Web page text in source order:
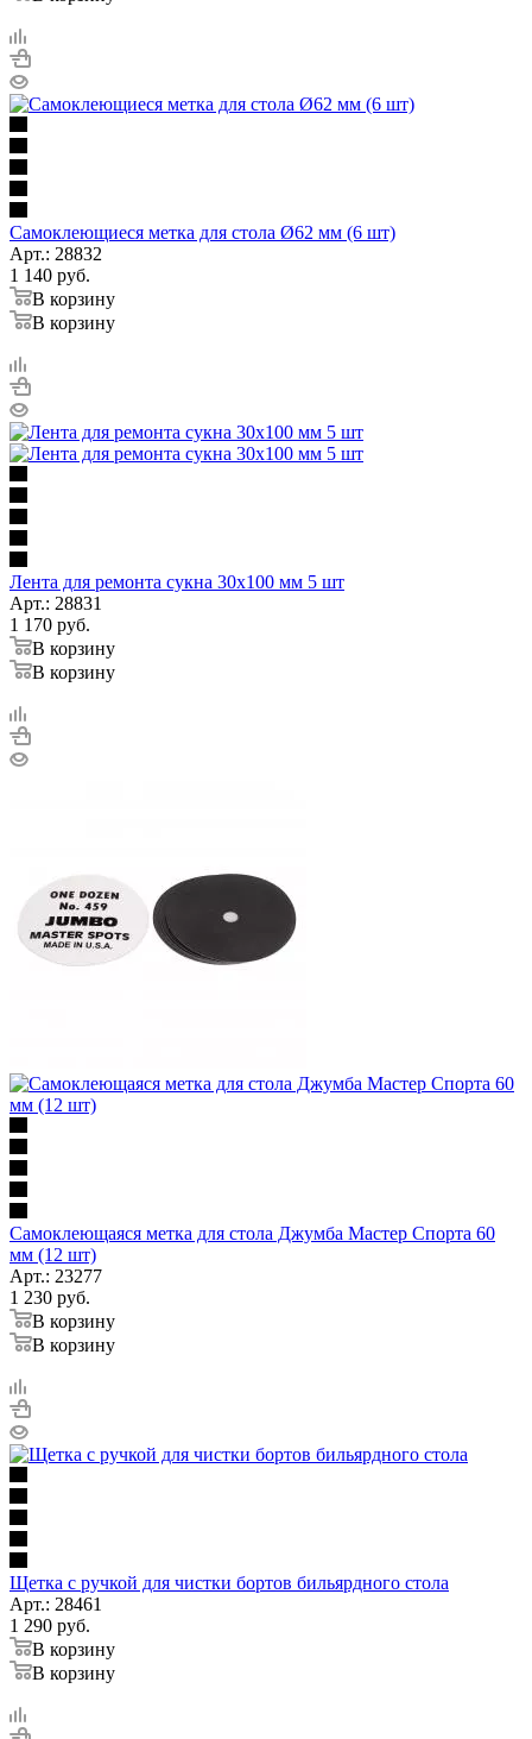
Самоклеющиеся метка для стола Ø62 мм (6 шт)
Арт.: 28832
1 140 руб.
В корзину
В корзину
Лента для ремонта сукна 30х100 мм 5 шт
Арт.: 28831
1 170 руб.
В корзину
В корзину
Самоклеющаяся метка для стола Джумба Мастер Спорта 60
мм (12 шт)
Арт.: 23277
1 230 руб.
В корзину
В корзину
Щетка с ручкой для чистки бортов бильярдного стола
Арт.: 28461
1 290 руб.
В корзину
В корзину